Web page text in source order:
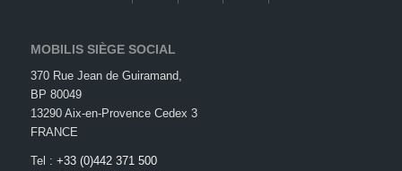
MOBILIS SIÈGE SOCIAL
370 Rue Jean de Guiramand,
BP 80049
13290 Aix-en-Provence Cedex 3
FRANCE
Tel : +33 (0)442 371 500